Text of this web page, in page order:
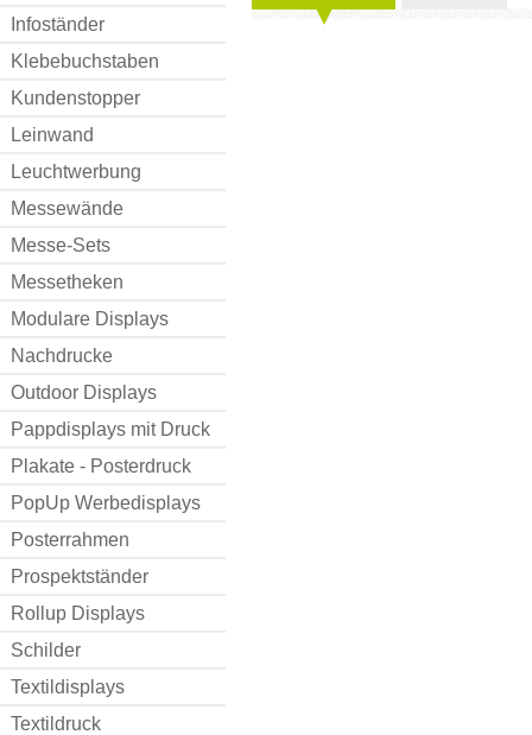
Infoständer
Klebebuchstaben
Kundenstopper
Leinwand
Leuchtwerbung
Messewände
Messe-Sets
Messetheken
Modulare Displays
Nachdrucke
Outdoor Displays
Pappdisplays mit Druck
Plakate - Posterdruck
PopUp Werbedisplays
Posterrahmen
Prospektständer
Rollup Displays
Schilder
Textildisplays
Textildruck